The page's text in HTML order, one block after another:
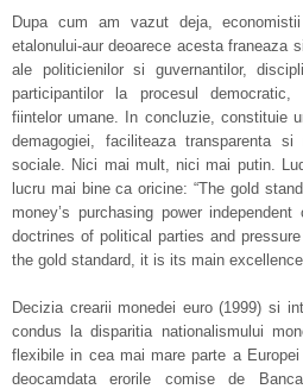
Dupa cum am vazut deja,
etalonului-aur deoarece acesta franeaza
ale politicienilor si guvernantilor,
participantilor la procesul
fiintelor umane. In concluzie, constituie
demagogiei, faciliteaza transparenta
sociale. Nici mai mult, nici mai putin.
lucru mai bine ca oricine: “The gold
money’s purchasing power
doctrines of political parties and
the gold standard, it is its main
Decizia crearii monedei euro (1999) si
condus la disparitia nationalismului
flexibile in cea mai mare parte a
deocamdata erorile comise de